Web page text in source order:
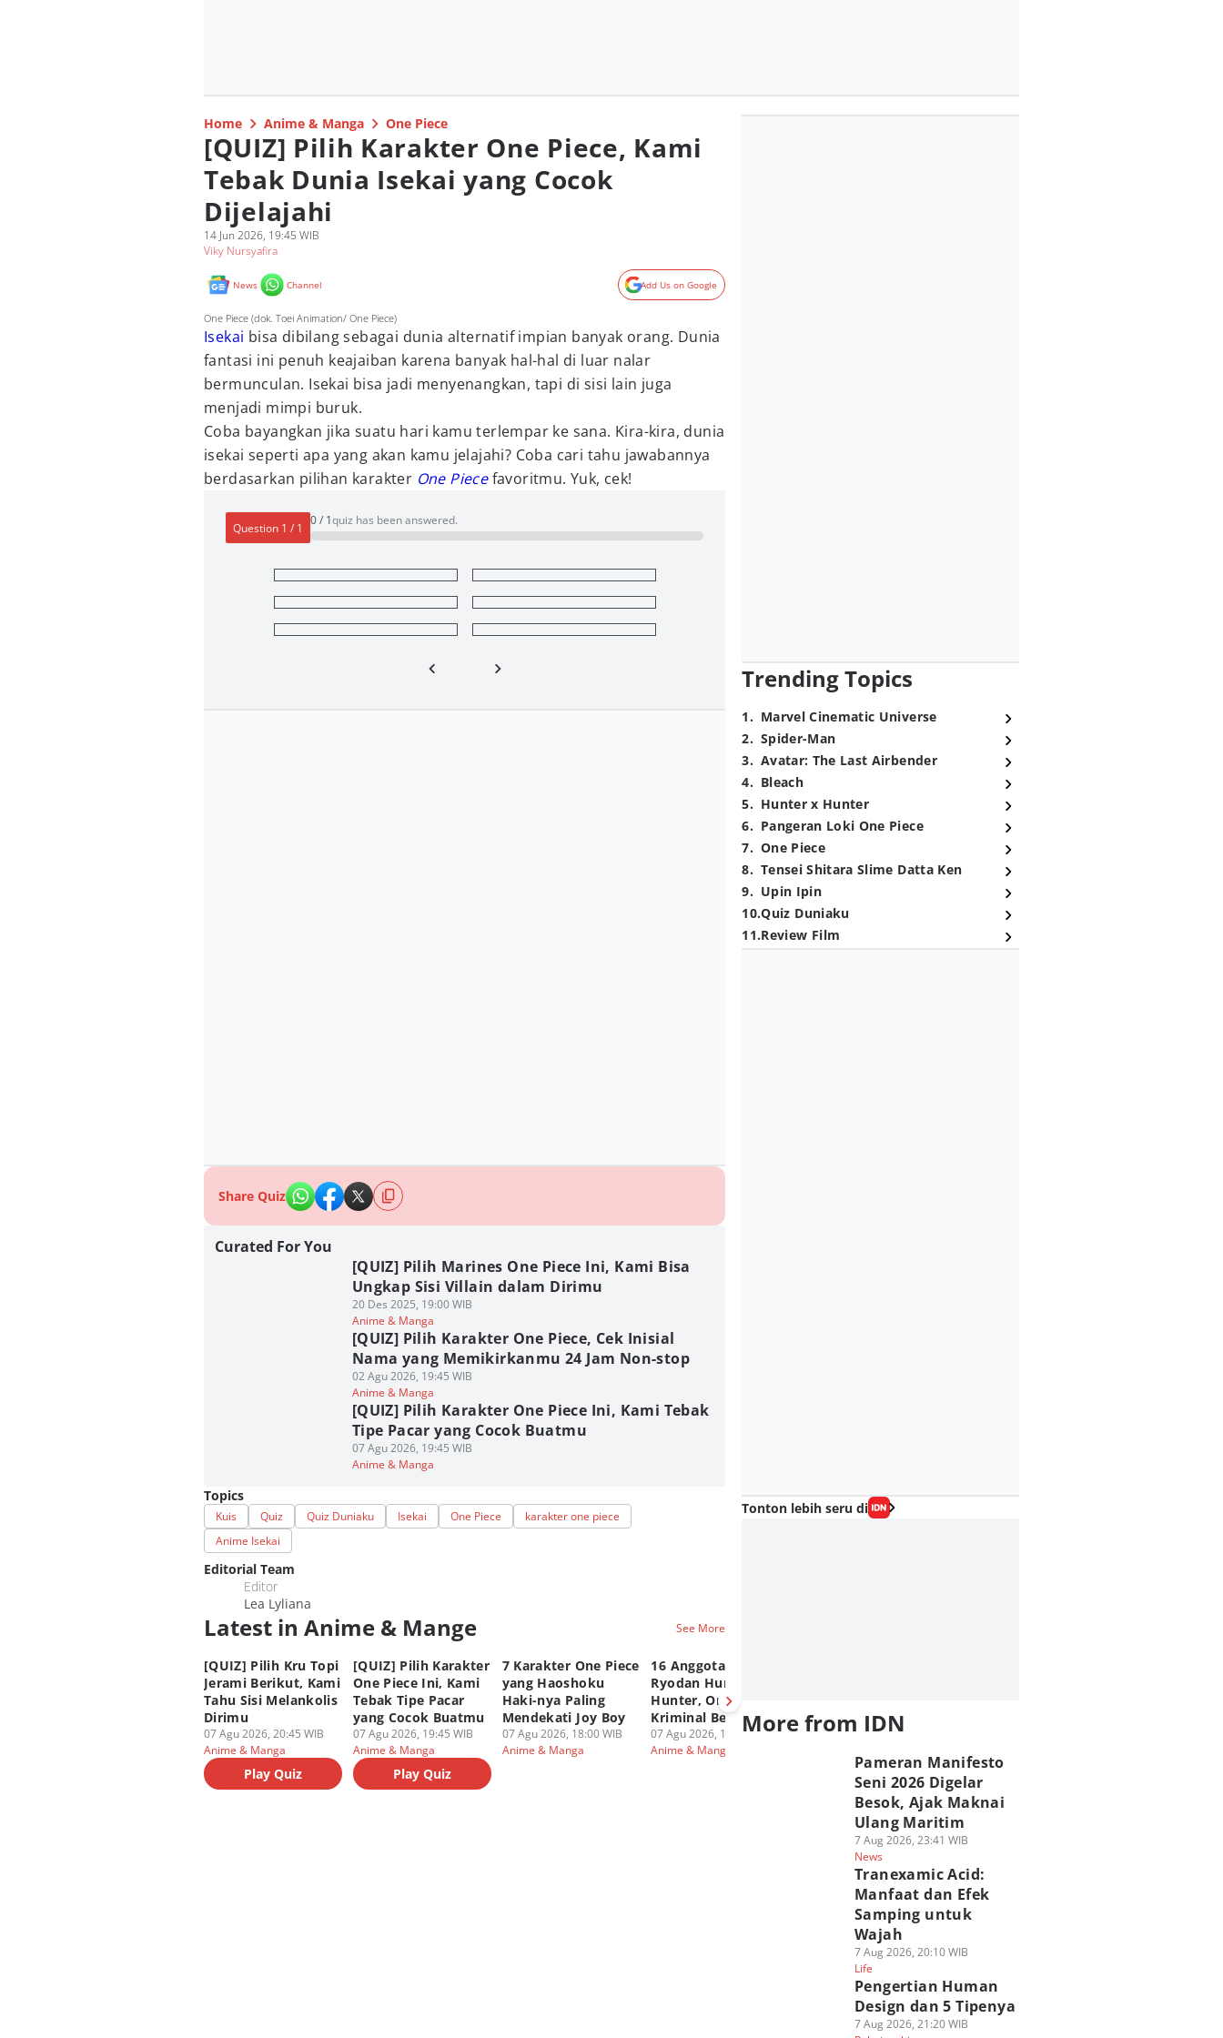
Home Anime & Manga One Piece
[QUIZ] Pilih Karakter One Piece, Kami
Tebak Dunia Isekai yang Cocok
Dijelajahi
14 Jun 2026, 19:45 WIB
Viky Nursyafira
News Channel Add Us on Google
One Piece (dok. Toei Animation/ One Piece)
Isekai bisa dibilang sebagai dunia alternatif impian banyak orang. Dunia
fantasi ini penuh keajaiban karena banyak hal-hal di luar nalar
bermunculan. Isekai bisa jadi menyenangkan, tapi di sisi lain juga
menjadi mimpi buruk.
Coba bayangkan jika suatu hari kamu terlempar ke sana. Kira-kira, dunia
isekai seperti apa yang akan kamu jelajahi? Coba cari tahu jawabannya
berdasarkan pilihan karakter One Piece favoritmu. Yuk, cek!
Question 1 / 1
0/ 1quiz has been answered.
Share Quiz
Curated For You
[QUIZ] Pilih Marines One Piece Ini, Kami Bisa
Ungkap Sisi Villain dalam Dirimu
20 Des 2025, 19:00 WIB
Anime & Manga
[QUIZ] Pilih Karakter One Piece, Cek Inisial
Nama yang Memikirkanmu 24 Jam Non-stop
02 Agu 2026, 19:45 WIB
Anime & Manga
[QUIZ] Pilih Karakter One Piece Ini, Kami Tebak
Tipe Pacar yang Cocok Buatmu
07 Agu 2026, 19:45 WIB
Anime & Manga
Topics
Kuis Quiz Quiz Duniaku Isekai One Piece
karakter one piece
Anime Isekai
Editorial Team
Editor
Lea Lyliana
Latest in Anime & Mange See More
[QUIZ] Pilih Kru Topi
Jerami Berikut, Kami
Tahu Sisi Melankolis
Dirimu
07 Agu 2026, 20:45 WIB
Anime & Manga
Play Quiz
[QUIZ] Pilih Karakter
One Piece Ini, Kami
Tebak Tipe Pacar
yang Cocok Buatmu
07 Agu 2026, 19:45 WIB
Anime & Manga
Play Quiz
7 Karakter One Piece
yang Haoshoku
Haki-nya Paling
Mendekati Joy Boy
07 Agu 2026, 18:00 WIB
Anime & Manga
16 Anggota Genei
Ryodan Hunter x
Hunter, Organisasi
Kriminal Berbahaya
07 Agu 2026, 17:00 WIB
Anime & Manga
Hunter!
07 Agu 2026, 16:00 WIB
Anime & Manga
Trending Topics
1. Marvel Cinematic Universe
2. Spider-Man
3. Avatar: The Last Airbender
4. Bleach
5. Hunter x Hunter
6. Pangeran Loki One Piece
7. One Piece
8. Tensei Shitara Slime Datta Ken
9. Upin Ipin
10.Quiz Duniaku
11.Review Film
Tonton lebih seru di
More from IDN
Pameran Manifesto
Seni 2026 Digelar
Besok, Ajak Maknai
Ulang Maritim
7 Aug 2026, 23:41 WIB
News
Tranexamic Acid:
Manfaat dan Efek
Samping untuk
Wajah
7 Aug 2026, 20:10 WIB
Life
Pengertian Human
Design dan 5 Tipenya
7 Aug 2026, 21:20 WIB